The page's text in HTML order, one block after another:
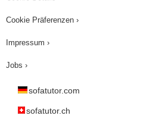
Cookie Präferenzen ›
Impressum ›
Jobs ›
sofatutor.com
sofatutor.ch